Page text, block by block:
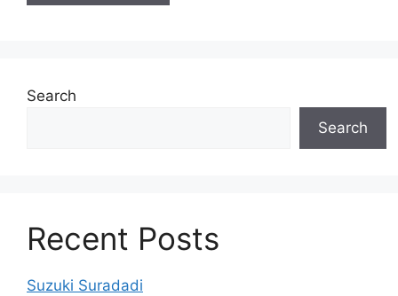
Search
Search
Recent Posts
Suzuki Suradadi